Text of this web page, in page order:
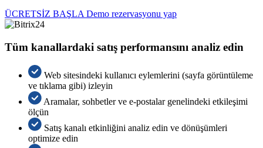
ÜCRETSİZ BAŞLA Demo rezervasyonu yap
Tüm kanallardaki satış performansını analiz edin
Web sitesindeki kullanıcı eylemlerini (sayfa görüntüleme
ve tıklama gibi) izleyin
Aramalar, sohbetler ve e-postalar genelindeki etkileşimi
ölçün
Satış kanalı etkinliğini analiz edin ve dönüşümleri
optimize edin